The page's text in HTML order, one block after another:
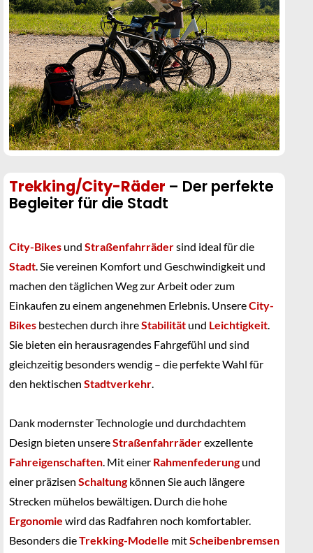
Trekking/City-Räder – Der perfekte
Begleiter für die Stadt
City-Bikes und Straßenfahrrädersind ideal für die
Stadt. Sie vereinen Komfort und Geschwindigkeit und
machen den täglichen Weg zur Arbeit oder zum
Einkaufen zu einem angenehmen Erlebnis. UnsereCity-
Bikes bestechen durch ihreStabilität und Leichtigkeit.
Sie bieten ein herausragendes Fahrgefühl und sind
gleichzeitig besonders wendig – die perfekte Wahl für
den hektischen Stadtverkehr.
Dank modernster Technologie und durchdachtem
Design bieten unsereStraßenfahrräderexzellente
Fahreigenschaften. Mit einer Rahmenfederungund
einer präzisen Schaltungkönnen Sie auch längere
Strecken mühelos bewältigen. Durch die hohe
Ergonomie wird das Radfahren noch komfortabler.
Besonders dieTrekking-Modelle mitScheibenbremsen